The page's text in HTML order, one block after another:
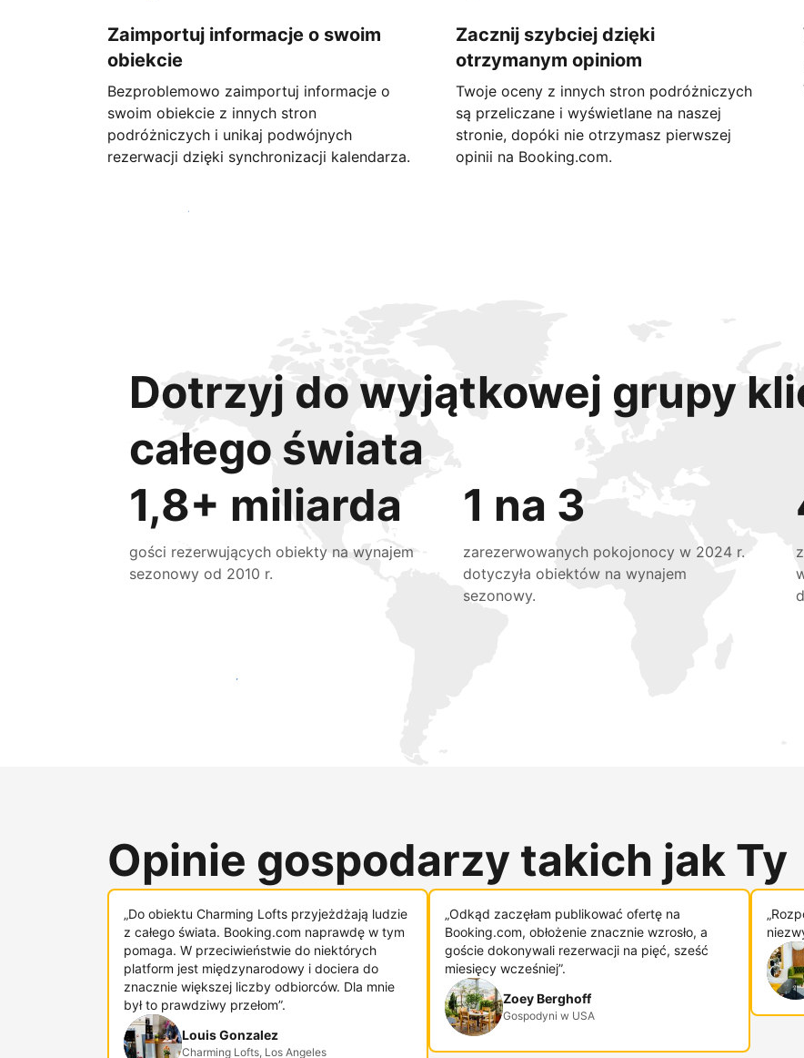
Zaimportuj informacje o swoim
obiekcie
Bezproblemowo zaimportuj informacje o
swoim obiekcie z innych stron
podróżniczych i unikaj podwójnych
rezerwacji dzięki synchronizacji kalendarza.
Zacznij szybciej dzięki
otrzymanym opiniom
Twoje oceny z innych stron podróżniczych
są przeliczane i wyświetlane na naszej
stronie, dopóki nie otrzymasz pierwszej
opinii na Booking.com.
Rozpocznij już dziś
Dotrzyj do wyjątkowej grupy
całego świata
1,8+ miliarda
gości rezerwujących obiekty na wynajem
sezonowy od 2010 r.
1 na 3
zarezerwowanych pokojonocy w 2024 r.
dotyczyła obiektów na wynajem
sezonowy.
Dotrzyj do nowych gości już dziś
Opinie gospodarzy takich jak Ty
„Do obiektu Charming Lofts przyjeżdżają ludzie
z całego świata. Booking.com naprawdę w tym
pomaga. W przeciwieństwie do niektórych
platform jest międzynarodowy i dociera do
znacznie większej liczby odbiorców. Dla mnie
był to prawdziwy przełom”.
Louis Gonzalez
Charming Lofts, Los Angeles
„Odkąd zaczęłam publikować ofertę na
Booking.com, obłożenie znacznie wzrosło, a
goście dokonywali rezerwacji na pięć, sześć
miesięcy wcześniej”.
Zoey Berghoff
Gospodyni w USA